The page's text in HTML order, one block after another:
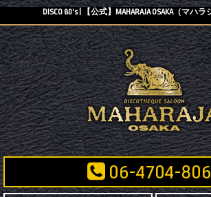
DISCO 80’s | 【公式】MAHARAJA OSAKA（マハ
06-4704-